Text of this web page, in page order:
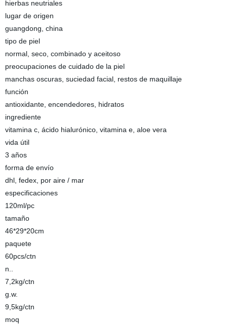
hierbas neutriales
lugar de origen
guangdong, china
tipo de piel
normal, seco, combinado y aceitoso
preocupaciones de cuidado de la piel
manchas oscuras, suciedad facial, restos de maquillaje
función
antioxidante, encendedores, hidratos
ingrediente
vitamina c, ácido hialurónico, vitamina e, aloe vera
vida útil
3 años
forma de envío
dhl, fedex, por aire / mar
especificaciones
120ml/pc
tamaño
46*29*20cm
paquete
60pcs/ctn
n..
7,2kg/ctn
g.w.
9,5kg/ctn
moq